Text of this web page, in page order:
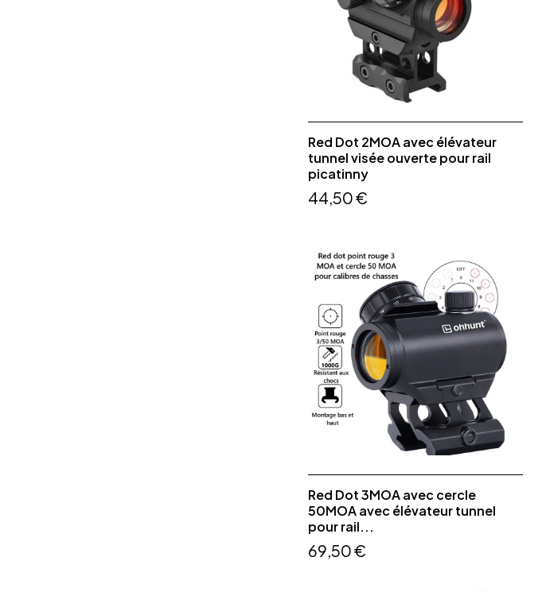
Red Dot 2MOA avec élévateur
tunnel visée ouverte pour rail
picatinny
44,50 €
Red Dot 3MOA avec cercle
50MOA avec élévateur tunnel
pour rail...
69,50 €